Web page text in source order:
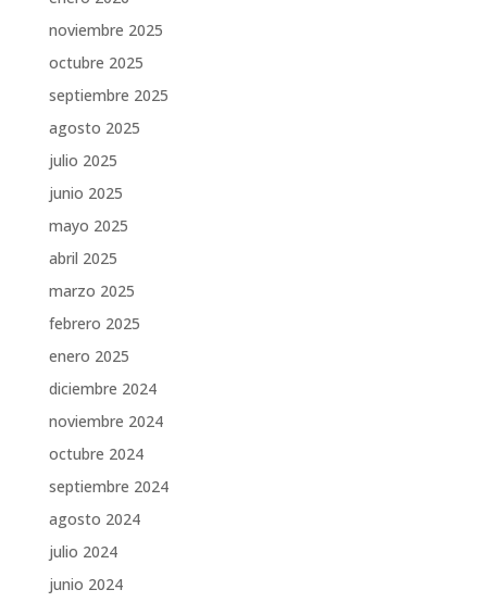
noviembre 2025
octubre 2025
septiembre 2025
agosto 2025
julio 2025
junio 2025
mayo 2025
abril 2025
marzo 2025
febrero 2025
enero 2025
diciembre 2024
noviembre 2024
octubre 2024
septiembre 2024
agosto 2024
julio 2024
junio 2024